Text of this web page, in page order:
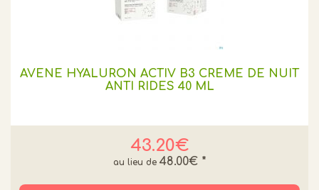
AVENE HYALURON ACTIV B3 CREME DE NUIT
ANTI RIDES 40 ML
43.20€
48.00€ *